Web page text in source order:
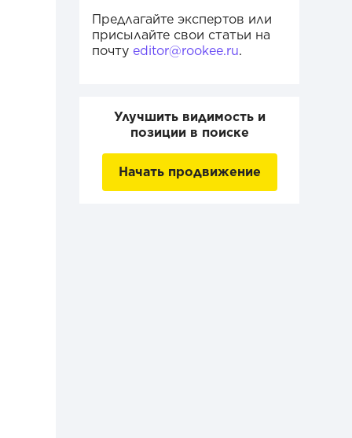
Предлагайте экспертов или
присылайте свои статьи на
почту editor@rookee.ru.
Улучшить видимость и
позиции в поиске
Начать продвижение